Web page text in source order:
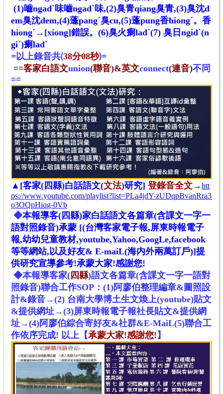
(1)嚙ngadˋ味嚙ngadˋ味,(2)臭青qiang臭青,(3)臭沈d
em臭沈dem,(4)蓬pangˊ臭cu,(5)蓬pung香hiongˊ。香
hiongˊ→[xiong]錯誤。(6)臭火瘌ladˋ(7) 臭日ngidˋ(n
giˋ)瘌ladˋ
=以上錄音共(38分08秒)=
==客家白語文union(聯音)&英文connect(連音)不同
==
▲[客家(四縣)白話語文(文法)研究] 登錄音全文→htt
ps://www.youtube.com/playlist?list=PLa4jdY-zUDqpBvanRra3
o3OQpHiqg-0Vb
◆本報導客(四縣)家白話語文各篇章(含課文一字一
語對照錄音)承蒙 [(台灣客家電子報,屏東時報電子
報,幼幼兒童教材,youtube,Yahoo,GoogLe,facebook
等等網站, 以及好友& E-maiL(海内外兩萬訂戶)]提
供研究宣導參考!承蒙大家!感謝您!
◆本報導客家( 四縣)語文各篇章(含課文一字一語對
照錄音)聯合工作SOP：(1)阿廖伯整理編章&圖照設
計&錄音→(2) 台南大學博土生文煥上(youtube)貼文
&提供網址→(3)屏東時報電子報社長貼文&提供網
址→(4)阿廖伯綜合寄好友&社群&E-MaiL(5)聯合工
作依序完成! 以上 【承蒙大家!感謝您! 】